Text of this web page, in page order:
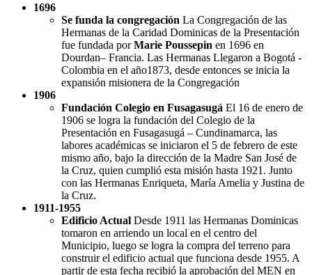
1696
Se funda la congregación La Congregación de las
Hermanas de la Caridad Dominicas de la Presentación
fue fundada porMarie Poussepin en 1696 en
Dourdan– Francia. Las Hermanas Llegaron a Bogotá -
Colombia en el año1873, desde entonces se inicia la
expansión misionera de la Congregación
1906
Fundación Colegio en Fusagasugá El 16 de enero de
1906 se logra la fundación del Colegio de la
Presentación en Fusagasugá – Cundinamarca, las
labores académicas se iniciaron el 5 de febrero de este
mismo año, bajo la dirección de la Madre San José de
la Cruz, quien cumplió esta misión hasta 1921. Junto
con las Hermanas Enriqueta, María Amelia y Justina de
la Cruz.
1911-1955
Edificio Actual Desde 1911 las Hermanas Dominicas
tomaron en arriendo un local en el centro del
Municipio, luego se logra la compra del terreno para
construir el edificio actual que funciona desde 1955. A
partir de esta fecha recibió la aprobación del MEN en